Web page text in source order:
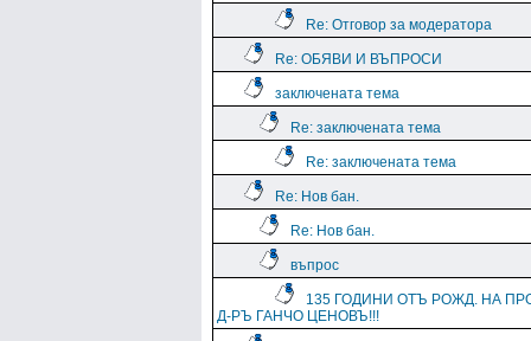
Re: Отговор за модератора
Re: ОБЯВИ И ВЪПРОСИ
заключената тема
Re: заключената тема
Re: заключената тема
Re: Нов бан.
Re: Нов бан.
въпрос
135 ГОДИНИ ОТЪ РОЖД. НА
Д-РЪ ГАНЧО ЦЕНОВЪ!!!